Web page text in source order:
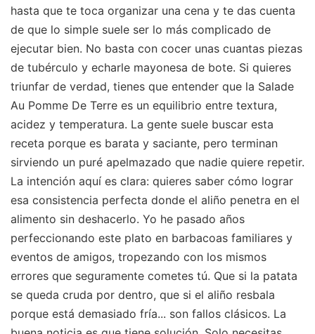
hasta que te toca organizar una cena y te das cuenta
de que lo simple suele ser lo más complicado de
ejecutar bien. No basta con cocer unas cuantas piezas
de tubérculo y echarle mayonesa de bote. Si quieres
triunfar de verdad, tienes que entender que la Salade
Au Pomme De Terre es un equilibrio entre textura,
acidez y temperatura. La gente suele buscar esta
receta porque es barata y saciante, pero terminan
sirviendo un puré apelmazado que nadie quiere repetir.
La intención aquí es clara: quieres saber cómo lograr
esa consistencia perfecta donde el aliño penetra en el
alimento sin deshacerlo. Yo he pasado años
perfeccionando este plato en barbacoas familiares y
eventos de amigos, tropezando con los mismos
errores que seguramente cometes tú. Que si la patata
se queda cruda por dentro, que si el aliño resbala
porque está demasiado fría... son fallos clásicos. La